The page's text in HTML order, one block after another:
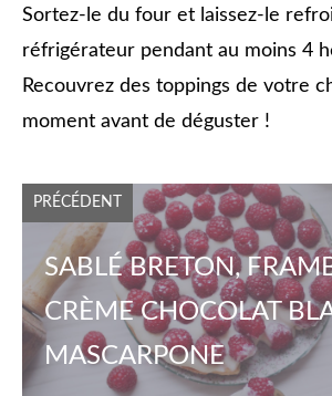
Sortez-le du four et laissez-le
réfrigérateur pendant au moins 4
Recouvrez des toppings de votre
moment avant de déguster !
PRÉCÉDENT
SABLÉ BRETON,
CRÈME CHOCOLAT
MASCARPONE